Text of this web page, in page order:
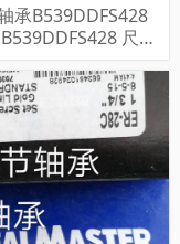
承B539DDFS428
尺寸